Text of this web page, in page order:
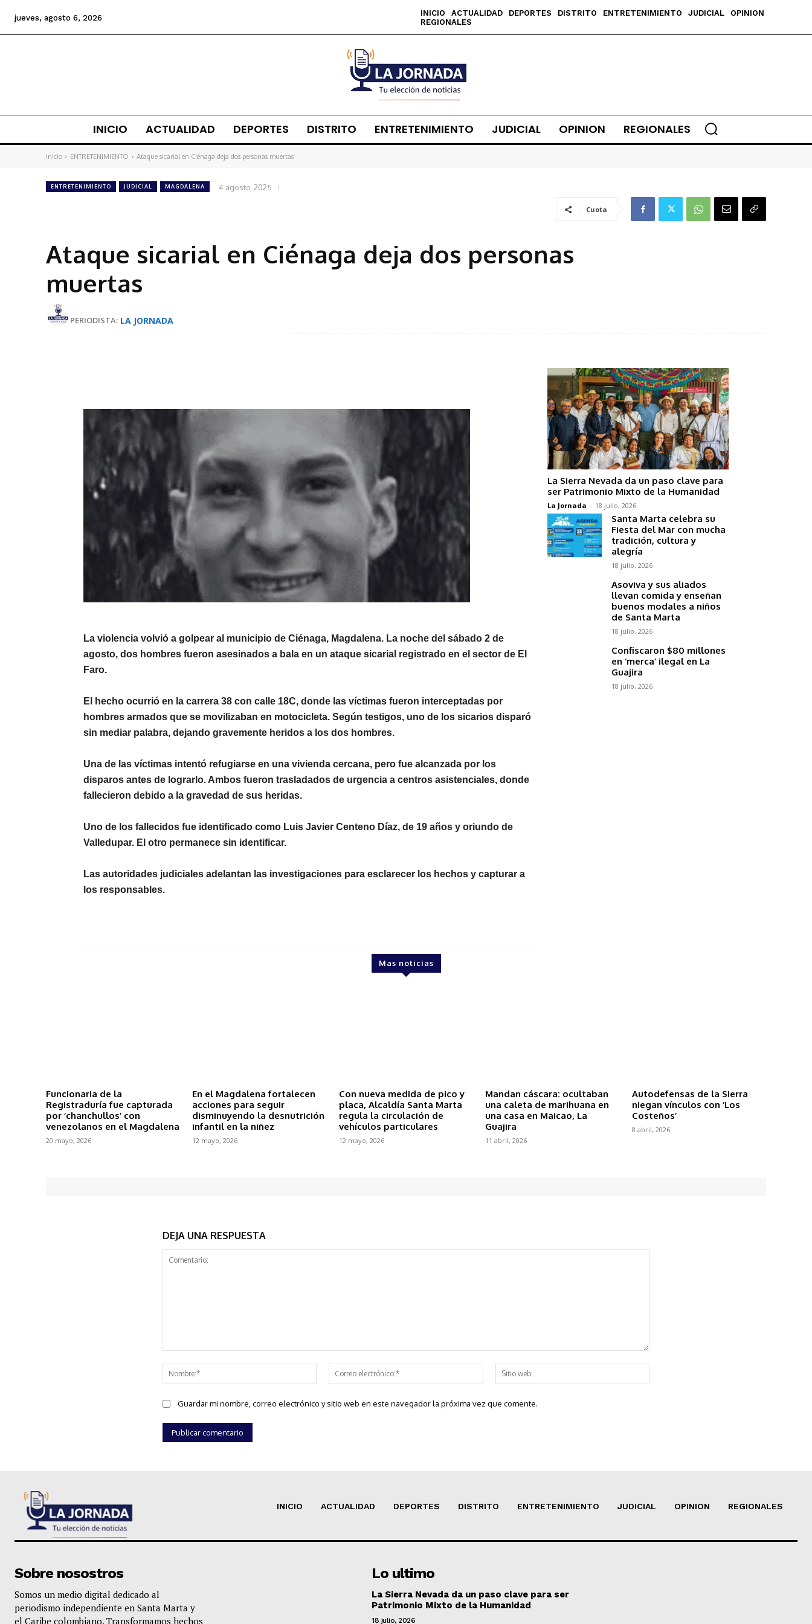
jueves, agosto 6, 2026 INICIO ACTUALIDAD DEPORTES DISTRITO ENTRETENIMIENTO JUDICIAL
OPINION
REGIONALES
INICIO ACTUALIDAD DEPORTES DISTRITO ENTRETENIMIENTO JUDICIAL OPINION REGIONALES
Inicio ENTRETENIMIENTO Ataque sicarial en Ciénaga deja dos personas muertas
ENTRETENIMIENTO JUDICIAL MAGDALENA 4 agosto, 2025
Cuota
Ataque sicarial en Ciénaga deja dos personas
muertas
PERIODISTA: LA JORNADA
La violencia volvió a golpear al municipio de Ciénaga, Magdalena. La noche del sábado 2 de
agosto, dos hombres fueron asesinados a bala en un ataque sicarial registrado en el sector de El
Faro.
El hecho ocurrió en la carrera 38 con calle 18C, donde las víctimas fueron interceptadas por
hombres armados que se movilizaban en motocicleta. Según testigos, uno de los sicarios disparó
sin mediar palabra, dejando gravemente heridos a los dos hombres.
Una de las víctimas intentó refugiarse en una vivienda cercana, pero fue alcanzada por los
disparos antes de lograrlo. Ambos fueron trasladados de urgencia a centros asistenciales, donde
fallecieron debido a la gravedad de sus heridas.
Uno de los fallecidos fue identificado como Luis Javier Centeno Díaz, de 19 años y oriundo de
Valledupar. El otro permanece sin identificar.
Las autoridades judiciales adelantan las investigaciones para esclarecer los hechos y capturar a
los responsables.
La Sierra Nevada da un paso clave para
ser Patrimonio Mixto de la Humanidad
La Jornada - 18 julio, 2026
Santa Marta celebra su
Fiesta del Mar con mucha
tradición, cultura y
alegría
18 julio, 2026
Asoviva y sus aliados
llevan comida y enseñan
buenos modales a niños
de Santa Marta
18 julio, 2026
Confiscaron $80 millones
en ‘merca’ ilegal en La
Guajira
18 julio, 2026
Mas noticias
Funcionaria de la
Registraduría fue capturada
por ‘chanchullos’ con
venezolanos en el Magdalena
20 mayo, 2026
En el Magdalena fortalecen
acciones para seguir
disminuyendo la desnutrición
infantil en la niñez
12 mayo, 2026
Con nueva medida de pico y
placa, Alcaldía Santa Marta
regula la circulación de
vehículos particulares
12 mayo, 2026
Mandan cáscara: ocultaban
una caleta de marihuana en
una casa en Maicao, La
Guajira
11 abril, 2026
Autodefensas de la Sierra
niegan vínculos con ‘Los
Costeños’
8 abril, 2026
DEJA UNA RESPUESTA
Nombre:*
Correo
electrónico:*
web:
Guardar mi nombre, correo electrónico y sitio web en este navegador la próxima vez que comente.
INICIO ACTUALIDAD DEPORTES DISTRITO ENTRETENIMIENTO JUDICIAL OPINION REGIONALES
Sobre nosostros
Somos un medio digital dedicado al
periodismo independiente en Santa Marta y
el Caribe colombiano. Transformamos hechos
Lo ultimo
La Sierra Nevada da un paso clave para ser
Patrimonio Mixto de la Humanidad
18 julio, 2026